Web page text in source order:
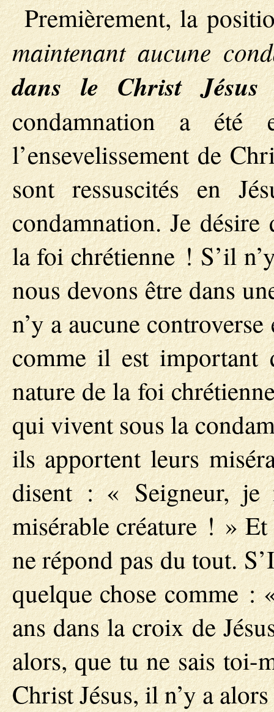
Premièrement, la
maintenant aucune
dans le Christ Jésus
condamnation a
l’ensevelissement de
sont ressuscités en
condamnation. Je
la foi chrétienne ! S’il
nous devons être dans
n’y a aucune
comme il est important
nature de la foi
qui vivent sous la
ils apportent leurs
disent : « Seigneur, je
misérable créature ! »
ne répond pas du tout.
quelque chose comme
ans dans la croix de
alors, que tu ne sais toi-
Christ Jésus, il n’y a